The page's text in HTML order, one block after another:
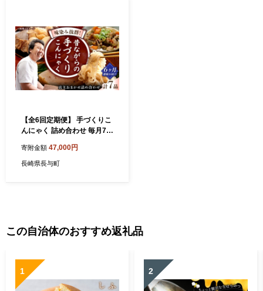
【全6回定期便】 手づくりこ
んにゃく 詰め合わせ 毎月7品
ん 西川商店 [EBB003] 蒟蒻
コンニャク こんにゃく 手作
寄附金額 47,000円
長崎県長与町
この自治体のおすすめ返礼品
1 2